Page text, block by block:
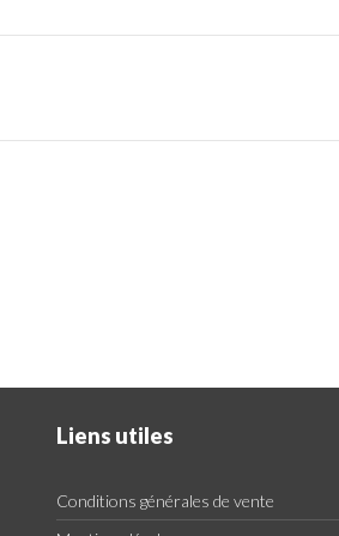
Liens utiles
Conditions générales de vente